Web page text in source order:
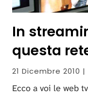
In
questa
21 Dicembre 2010
Ecco a voi le web